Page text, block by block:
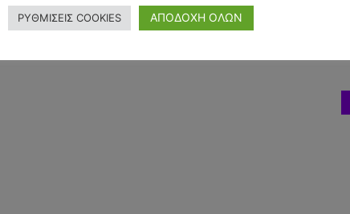
ΡΥΘΜΙΣΕΙΣ COOKIES ΑΠΟΔΟΧΗ ΟΛΩΝ